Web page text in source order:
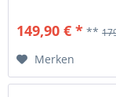
Geräte
149,90 € * **
Merken